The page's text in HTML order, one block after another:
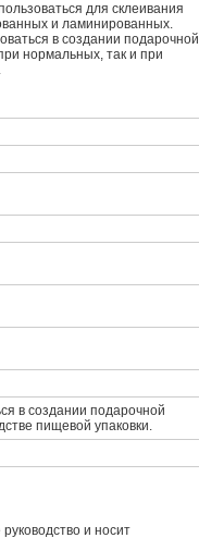
для склеивания
и ламинированных.
в создании подарочной
нормальных, так и при
в создании подарочной
пищевой упаковки.
и носит